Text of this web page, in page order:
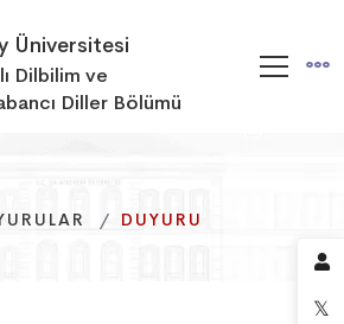
Üniversitesi
Dilbilim ve
Diller Bölümü
DUYURU
DUYURU
DUYURU